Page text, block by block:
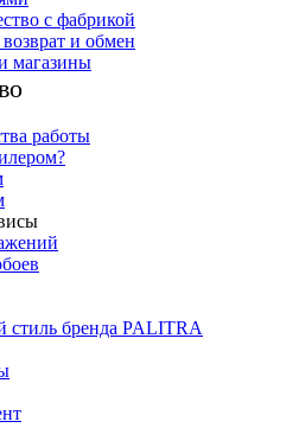
с фабрикой
и обмен
магазины
работы
бренда PALITRA